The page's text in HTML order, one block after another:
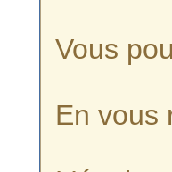
Vous
En vous